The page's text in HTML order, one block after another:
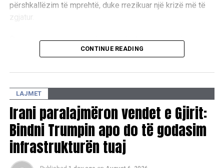
përshkallëzim të mprehtë, duke rrezikuar një krizë më të
zgjatur.
Opsioni i parë, sipas analistëve, do t’i gjeneronte Iranit
lëshimin më të madh që nga sulmi i SHBA-së dhe Izraelit
Republikës Islamike mbi këtë rrugë të rëndësishme të
transportit të naftës, diçka që administrata Trump kishte
premtuar ta parandalonte.
Rruga e dytë, që ka të ngjarë të përfshijë një valë të re
sulmesh ajrore, mund të bartë rreziqe politike për Trumpin
përpara zgjedhjeve të rëndësishme afatmesme të nëntorit
në SHBA, ndërsa nuk duket se ofron ndonjë garanci më të
CONTINUE READING
LAJMET
Irani paralajmëron vendet e Gjirit:
Bindni Trumpin apo do të godasim
infrastrukturën tuaj